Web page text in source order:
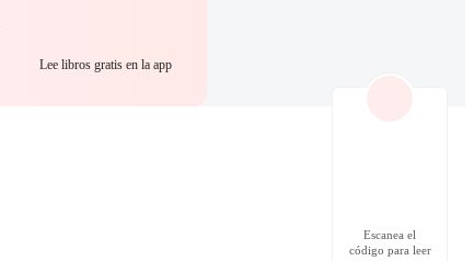
Lee libros gratis en la app
Escanea el
código para leer